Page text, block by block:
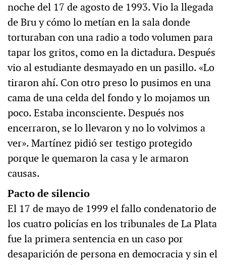
noche del 17 de agosto de 1993. Vio la llegada
de Bru y cómo lo metían en la sala donde
torturaban con una radio a todo volumen para
tapar los gritos, como en la dictadura. Después
vio al estudiante desmayado en un pasillo. «Lo
tiraron ahí. Con otro preso lo pusimos en una
cama de una celda del fondo y lo mojamos un
poco. Estaba inconsciente. Después nos
encerraron, se lo llevaron y no lo volvimos a
ver». Martínez pidió ser testigo protegido
porque le quemaron la casa y le armaron
causas.
Pacto de silencio
El 17 de mayo de 1999 el fallo condenatorio de
los cuatro policías en los tribunales de La Plata
fue la primera sentencia en un caso por
desaparición de persona en democracia y sin el